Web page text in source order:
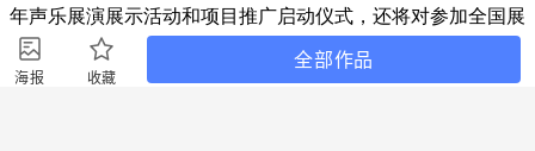
海报 收藏
全部作品